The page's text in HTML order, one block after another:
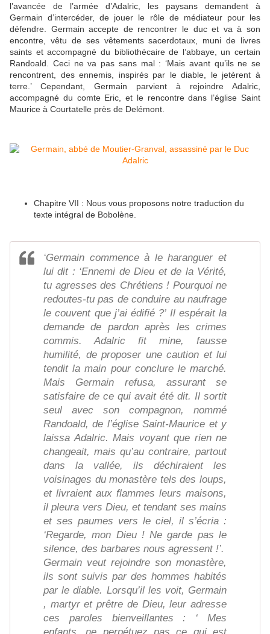
l’avancée de l’armée d’Adalric, les paysans demandent à
Germain d’intercéder, de jouer le rôle de médiateur pour les
défendre. Germain accepte de rencontrer le duc et va à son
encontre, vêtu de ses vêtements sacerdotaux, muni de livres
saints et accompagné du bibliothécaire de l’abbaye, un certain
Randoald. Ceci ne va pas sans mal : ‘Mais avant qu’ils ne se
rencontrent, des ennemis, inspirés par le diable, le jetèrent à
terre.’ Cependant, Germain parvient à rejoindre Adalric,
accompagné du comte Eric, et le rencontre dans l’église Saint
Maurice à Courtatelle près de Delémont.
Chapitre VII : Nous vous proposons notre traduction du
texte intégral de Bobolène.
‘Germain commence à le haranguer et
lui dit : ‘Ennemi de Dieu et de la Vérité,
tu agresses des Chrétiens ! Pourquoi ne
redoutes-tu pas de conduire au naufrage
le couvent que j’ai édifié ?’ Il espérait la
demande de pardon après les crimes
commis. Adalric fit mine, fausse
humilité, de proposer une caution et lui
tendit la main pour conclure le marché.
Mais Germain refusa, assurant se
satisfaire de ce qui avait été dit. Il sortit
seul avec son compagnon, nommé
Randoald, de l’église Saint-Maurice et y
laissa Adalric. Mais voyant que rien ne
changeait, mais qu’au contraire, partout
dans la vallée, ils déchiraient les
voisinages du monastère tels des loups,
et livraient aux flammes leurs maisons,
il pleura vers Dieu, et tendant ses mains
et ses paumes vers le ciel, il s’écria :
‘Regarde, mon Dieu ! Ne garde pas le
silence, des barbares nous agressent !’.
Germain veut rejoindre son monastère,
ils sont suivis par des hommes habités
par le diable. Lorsqu’il les voit, Germain
, martyr et prêtre de Dieu, leur adresse
ces paroles bienveillantes : ‘ Mes